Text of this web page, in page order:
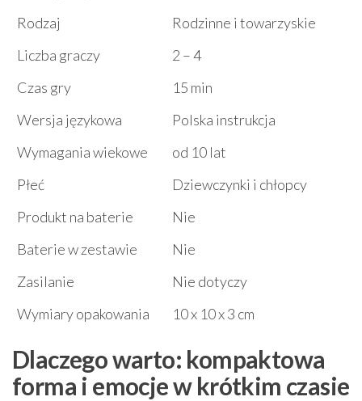
Rodzaj
Rodzinne i towarzyskie
Liczba graczy
2 – 4
Czas gry
15 min
Wersja językowa
Polska instrukcja
Wymagania wiekowe
od 10 lat
Płeć
Dziewczynki i chłopcy
Produkt na baterie
Nie
Baterie w zestawie
Nie
Zasilanie
Nie dotyczy
Wymiary opakowania
10 x 10 x 3 cm
Dlaczego warto: kompaktowa
forma i emocje w krótkim czasie